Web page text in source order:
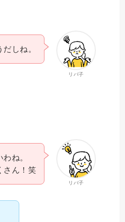
リバ子
しね。
リバ子
ね。
さん！笑